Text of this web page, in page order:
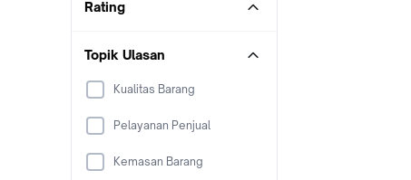
Rating
Topik Ulasan
Kualitas Barang
Pelayanan Penjual
Kemasan Barang